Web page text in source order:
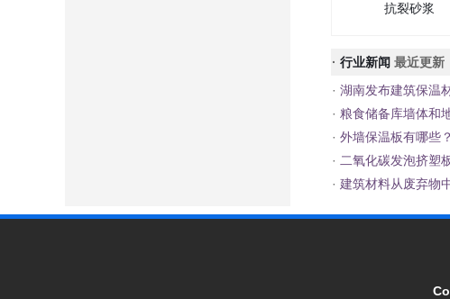
抗裂砂浆
· 行业新闻 最近更新
· 湖南发布建筑保温
· 粮食储备库墙体和
· 外墙保温板有哪些
· 二氧化碳发泡挤塑
· 建筑材料从废弃物